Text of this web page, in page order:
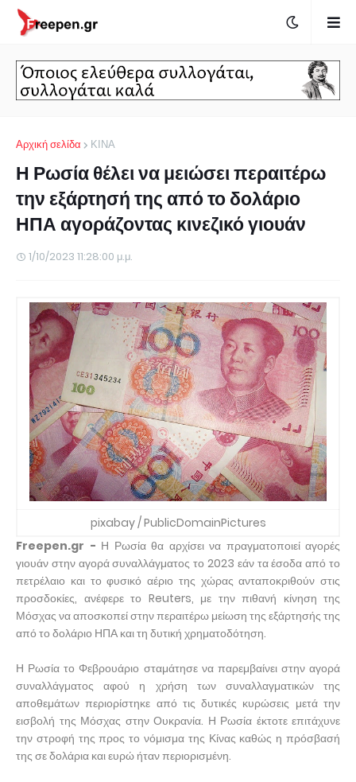
Αρχική σελίδα ΚΙΝΑ
Η Ρωσία θέλει να μειώσει περαιτέρω
την εξάρτησή της από το δολάριο
ΗΠΑ αγοράζοντας κινεζικό γιουάν
1/10/2023 11:28:00 μ.μ.
pixabay / PublicDomainPictures
Freepen.gr - Η Ρωσία θα αρχίσει να πραγματοποιεί αγορές
γιουάν στην αγορά συναλλάγματος το 2023 εάν τα έσοδα από το
πετρέλαιο και το φυσικό αέριο της χώρας ανταποκριθούν στις
προσδοκίες, ανέφερε το Reuters, με την πιθανή κίνηση της
Μόσχας να αποσκοπεί στην περαιτέρω μείωση της εξάρτησής της
από το δολάριο ΗΠΑ και τη δυτική χρηματοδότηση.
Η Ρωσία το Φεβρουάριο σταμάτησε να παρεμβαίνει στην αγορά
συναλλάγματος αφού η χρήση των συναλλαγματικών της
αποθεμάτων περιορίστηκε από τις δυτικές κυρώσεις μετά την
εισβολή της Μόσχας στην Ουκρανία. Η Ρωσία έκτοτε επιτάχυνε
την στροφή της προς το νόμισμα της Κίνας καθώς η πρόσβασή
της σε δολάρια και ευρώ ήταν περιορισμένη.